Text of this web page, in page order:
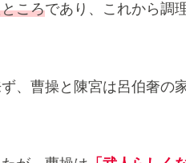
ころであり、これから調
、曹操と陳宮は呂伯奢の